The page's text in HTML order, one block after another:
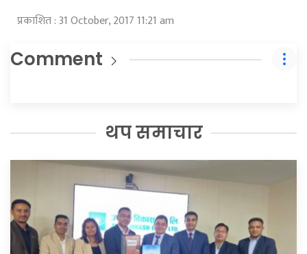
प्रकाशित : 31 October, 2017 11:21 am
Comment
थप समाचार